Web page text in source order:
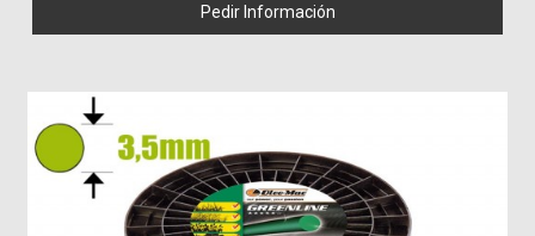
Pedir Información